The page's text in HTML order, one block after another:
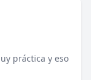
práctica y eso